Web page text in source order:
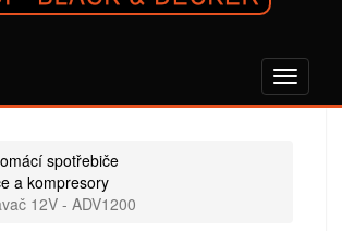
spotřebiče
a kompresory
12V - ADV1200